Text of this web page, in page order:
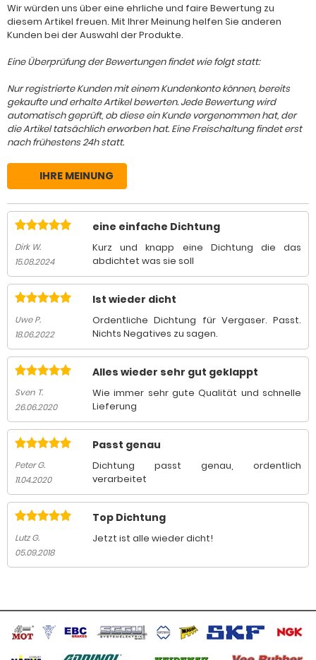
Wir würden uns über eine ehrliche und faire Bewertung zu
diesem Artikel freuen. Mit Ihrer Meinung helfen Sie anderen
Kunden bei der Auswahl der Produkte.
Eine Überprüfung der Bewertungen findet wie folgt statt:
Nur registrierte Kunden mit einem Kundenkonto können, bereits
gekaufte und erhalte Artikel bewerten. Jede Bewertung wird
automatisch geprüft, ob diese ein Kunde vorgenommen hat, der
die Artikel tatsächlich erworben hat. Eine Freischaltung findet erst
nach frühestens 24h statt.
IHRE MEINUNG
Dirk W.
15.08.2024
eine einfache Dichtung
Kurz und knapp eine Dichtung die das
abdichtet was sie soll
Uwe P.
18.06.2022
Ist wieder dicht
Ordentliche Dichtung für Vergaser. Passt.
Nichts Negatives zu sagen.
Sven T.
26.06.2020
Alles wieder sehr gut geklappt
Wie immer sehr gute Qualität und schnelle
Lieferung
Peter G.
11.04.2020
Passt genau
Dichtung passt genau, ordentlich
verarbeitet
Lutz G.
05.09.2018
Top Dichtung
Jetzt ist alle wieder dicht!